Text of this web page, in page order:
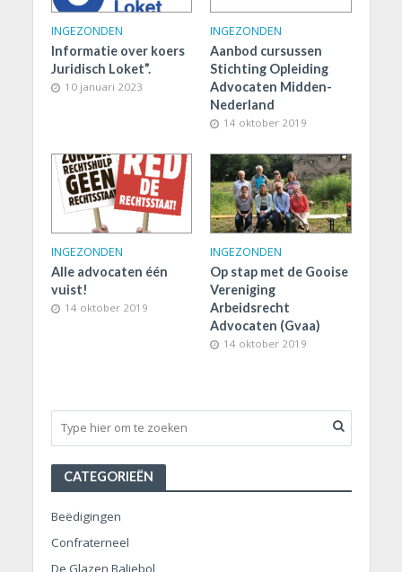
INGEZONDEN
Informatie over koers
Juridisch Loket”.
10 januari 2023
INGEZONDEN
Aanbod cursussen
Stichting Opleiding
Advocaten Midden-
Nederland
14 oktober 2019
INGEZONDEN
Alle advocaten één
vuist!
14 oktober 2019
INGEZONDEN
Op stap met de Gooise
Vereniging
Arbeidsrecht
Advocaten (Gvaa)
14 oktober 2019
CATEGORIEËN
Beëdigingen
Confraterneel
De Glazen Baliebol